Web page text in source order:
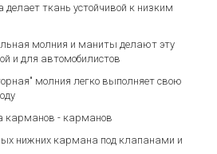
ткань устойчивой к низким
молния и маниты делают эту
и для автомобилистов
молния легко выполняет свою
карманов - карманов
нижних кармана под клапанами и